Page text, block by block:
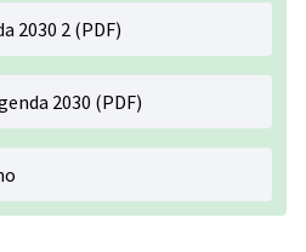
2030 2 (PDF)
2030 (PDF)